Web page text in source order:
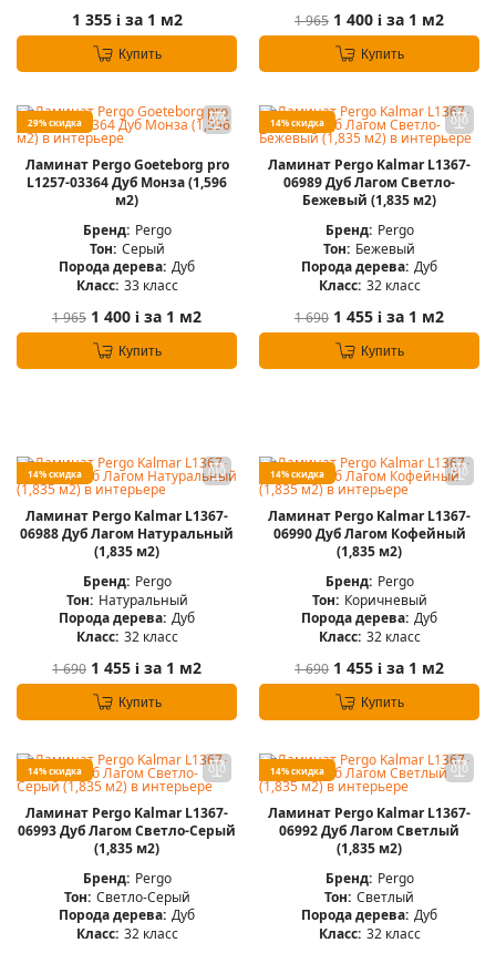
1 355 iза 1 м2
Купить
1 965 1 400 i за 1 м2
Купить
29% скидка
Ламинат Pergo Goeteborg pro
L1257-03364 Дуб Монза (1,596
м2)
Бренд: Pergo
Тон: Серый
Порода дерева: Дуб
Класс: 33 класс
1 965 1 400 i за 1 м2
Купить
14% скидка
Ламинат Pergo Kalmar L1367-
06989 Дуб Лагом Светло-
Бежевый (1,835 м2)
Бренд: Pergo
Тон: Бежевый
Порода дерева: Дуб
Класс: 32 класс
1 690 1 455 i за 1 м2
Купить
14% скидка
Ламинат Pergo Kalmar L1367-
06988 Дуб Лагом Натуральный
(1,835 м2)
Бренд: Pergo
Тон: Натуральный
Порода дерева: Дуб
Класс: 32 класс
1 690 1 455 i за 1 м2
Купить
14% скидка
Ламинат Pergo Kalmar L1367-
06990 Дуб Лагом Кофейный
(1,835 м2)
Бренд: Pergo
Тон: Коричневый
Порода дерева: Дуб
Класс: 32 класс
1 690 1 455 i за 1 м2
Купить
14% скидка
Ламинат Pergo Kalmar L1367-
06993 Дуб Лагом Светло-Серый
(1,835 м2)
Бренд: Pergo
Тон: Светло-Серый
Порода дерева: Дуб
Класс: 32 класс
14% скидка
Ламинат Pergo Kalmar L1367-
06992 Дуб Лагом Светлый
(1,835 м2)
Бренд: Pergo
Тон: Светлый
Порода дерева: Дуб
Класс: 32 класс